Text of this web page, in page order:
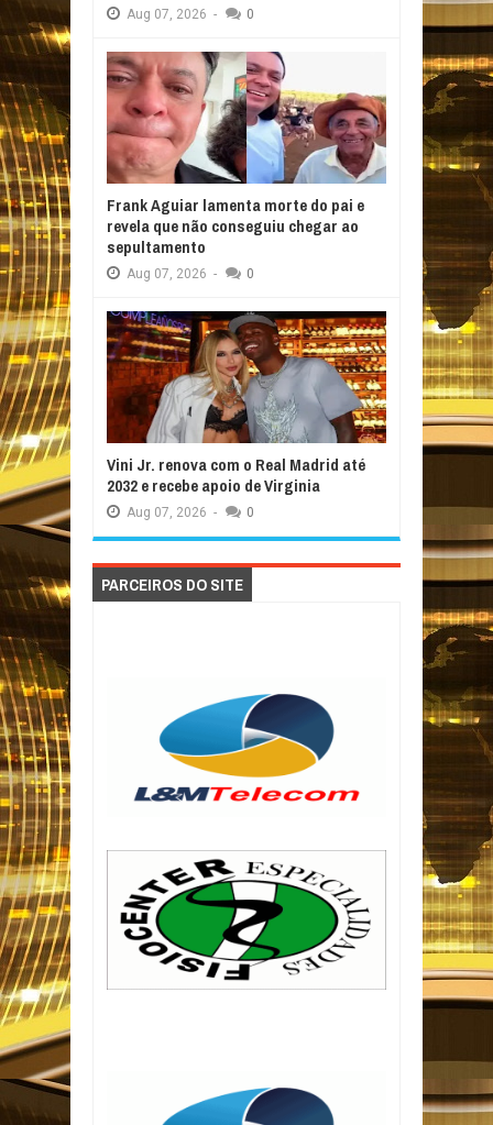
Aug 07, 2026 - 0
Frank Aguiar lamenta morte do pai e
revela que não conseguiu chegar ao
sepultamento
Aug 07, 2026 - 0
Vini Jr. renova com o Real Madrid até
2032 e recebe apoio de Virginia
Aug 07, 2026 - 0
PARCEIROS DO SITE